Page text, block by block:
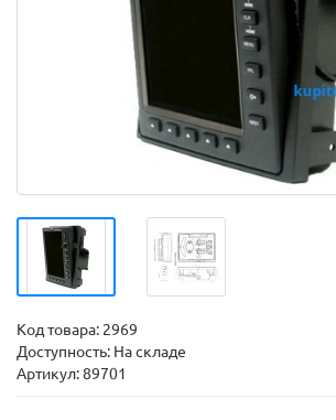
Код товара: 2969
Доступность: На складе
Артикул: 89701